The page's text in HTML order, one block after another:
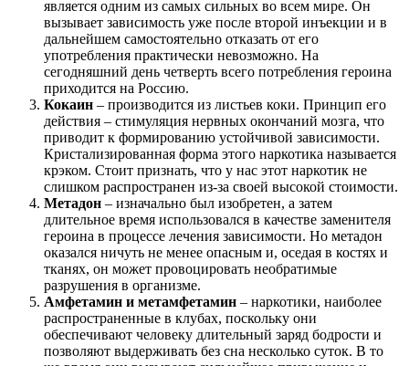
является одним из самых сильных во всем мире. Он
вызывает зависимость уже после второй инъекции и в
дальнейшем самостоятельно отказать от его
употребления практически невозможно. На
сегодняшний день четверть всего потребления героина
приходится на Россию.
Кокаин – производится из листьев коки. Принцип его
действия – стимуляция нервных окончаний мозга, что
приводит к формированию устойчивой зависимости.
Кристализированная форма этого наркотика называется
крэком. Стоит признать, что у нас этот наркотик не
слишком распространен из-за своей высокой стоимости.
Метадон – изначально был изобретен, а затем
длительное время использовался в качестве заменителя
героина в процессе лечения зависимости. Но метадон
оказался ничуть не менее опасным и, оседая в костях и
тканях, он может провоцировать необратимые
разрушения в организме.
Амфетамин и метамфетамин – наркотики, наиболее
распространенные в клубах, поскольку они
обеспечивают человеку длительный заряд бодрости и
позволяют выдерживать без сна несколько суток. В то